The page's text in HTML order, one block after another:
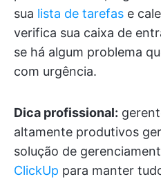
sua lista de tarefas e
verifica sua caixa de
se há algum problema
com urgência.
Dica profissional:
altamente produtivos
solução de
ClickUp para manter